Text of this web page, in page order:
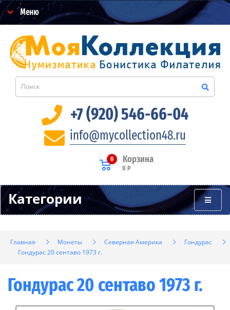
Меню
+7 (920) 546-66-04
info@mycollection48.ru
Корзина
0
0 Р
Категории
Главная Монеты Северная Америка
Гондурас
Гондурас 20 сентаво 1973 г.
Гондурас 20 сентаво 1973 г.